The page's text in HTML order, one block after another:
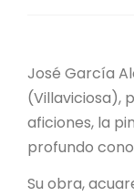
José García
(Villaviciosa),
aficiones, la
profundo
Su obra,